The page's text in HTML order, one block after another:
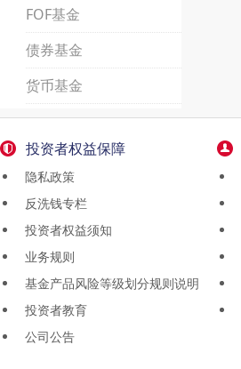
FOF基金
债券基金
货币基金
投资者权益保障
隐私政策
反洗钱专栏
投资者权益须知
业务规则
基金产品风险等级划分规则说明
投资者教育
公司公告